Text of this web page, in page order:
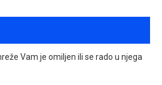
Vam je omiljen ili se rado u njega